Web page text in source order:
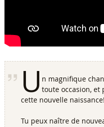
U n magnifique
toute occasion, et
cette nouvelle naissance!
Tu peux naître de